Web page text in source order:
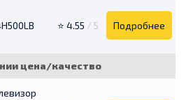
⭐ 4.55 / 5 Подробнее
цена/качество